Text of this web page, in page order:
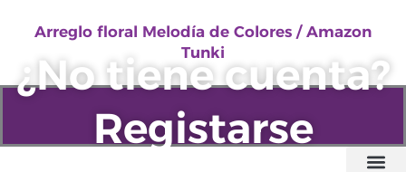
contenido
Arreglo floral Melodía de Colores / Amazon
Tunki
¿No tiene cuenta?
Registarse
de
Colores
/